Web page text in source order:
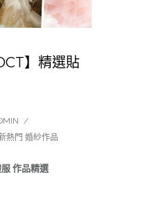
】精選貼
/
熱門 婚紗作品
作品精選